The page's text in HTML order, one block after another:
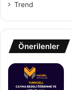
Trend
Önerilenler